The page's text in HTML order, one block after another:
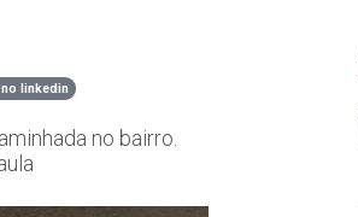
linkedin
no bairro.